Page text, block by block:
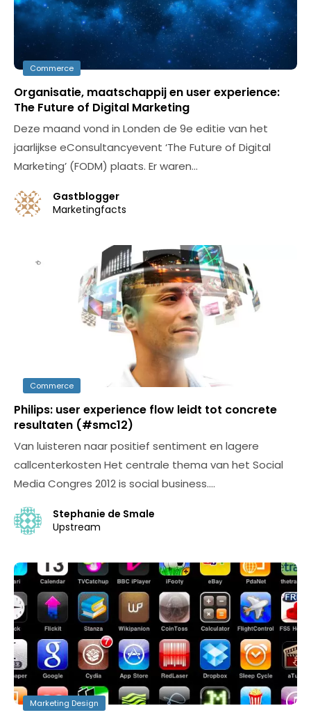
Commerce
Organisatie, maatschappij en user experience:
The Future of Digital Marketing
Deze maand vond in Londen de 9e editie van het
jaarlijkse eConsultancyevent ‘The Future of Digital
Marketing’ (FODM) plaats. Er waren…
Gastblogger
Marketingfacts
Commerce
Philips: user experience flow leidt tot concrete
resultaten (#smc12)
Van luisteren naar positief sentiment en lagere
callcenterkosten Het centrale thema van het Social
Media Congres 2012 is social business.…
Stephanie de Smale
Upstream
Marketing Design